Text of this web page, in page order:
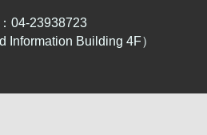
04-23938723
Information Building 4F）